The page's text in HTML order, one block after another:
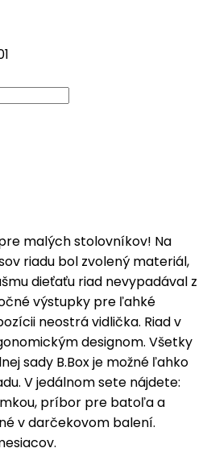
malých stolovníkov! Na
riadu bol zvolený materiál,
dieťaťu riad nevypadával z
výstupky pre ľahké
neostrá vidlička. Riad v
designom. Všetky
sady B.Box je možné ľahko
V jedálnom sete nájdete:
príbor pre batoľa a
v darčekovom balení.